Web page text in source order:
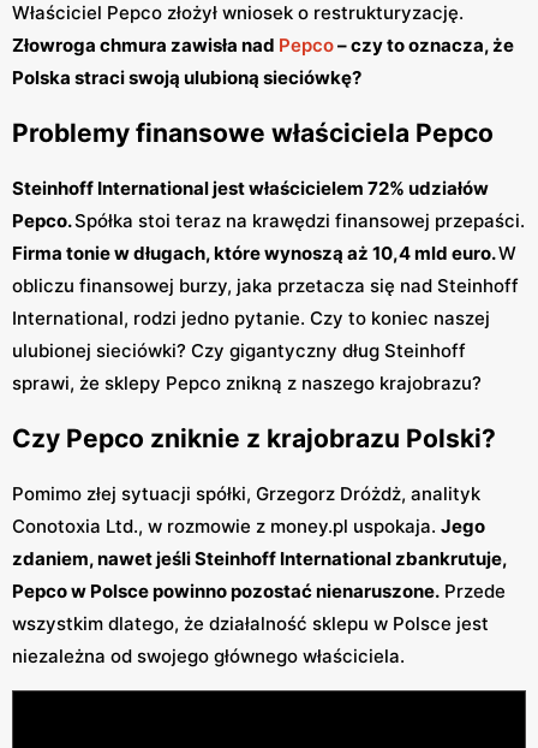
Właściciel Pepco złożył wniosek o restrukturyzację.
Złowroga chmura zawisła nad Pepco– czy to oznacza, że
Polska straci swoją ulubioną sieciówkę?
Problemy finansowe właściciela Pepco
Steinhoff International jest właścicielem 72% udziałów
Pepco.Spółka stoi teraz na krawędzi finansowej przepaści.
Firma tonie w długach, które wynoszą aż 10,4 mld euro.W
obliczu finansowej burzy, jaka przetacza się nad Steinhoff
International, rodzi jedno pytanie. Czy to koniec naszej
ulubionej sieciówki? Czy gigantyczny dług Steinhoff
sprawi, że sklepy Pepco znikną z naszego krajobrazu?
Czy Pepco zniknie z krajobrazu Polski?
Pomimo złej sytuacji spółki, Grzegorz Dróżdż, analityk
Conotoxia Ltd., w rozmowie z money.pl uspokaja. Jego
zdaniem, nawet jeśli Steinhoff International zbankrutuje,
Pepco w Polsce powinno pozostać nienaruszone. Przede
wszystkim dlatego, że działalność sklepu w Polsce jest
niezależna od swojego głównego właściciela.